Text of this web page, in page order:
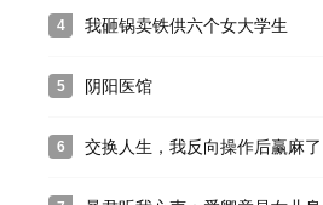
4 我砸锅卖铁供六个女大学生
5 阴阳医馆
6 交换人生，我反向操作后赢麻了